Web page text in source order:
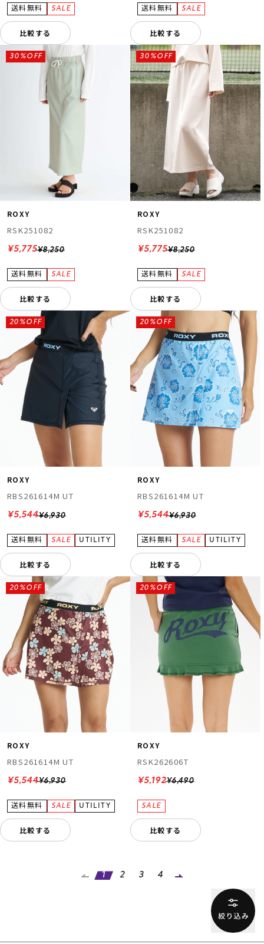
比較する 比較する
ROXY
RSK251082
¥8,250
30%OFF
¥5,775
比較する
ROXY
RSK251082
¥8,250
30%OFF
¥5,775
比較する
ROXY
RBS261614M UT
¥6,930
20%OFF
¥5,544
比較する
ROXY
RBS261614M UT
¥6,930
20%OFF
¥5,544
比較する
ROXY
RBS261614M UT
¥6,930
20%OFF
¥5,544
比較する
ROXY
RSK262606T
¥6,490
20%OFF
¥5,192
比較する
1 2 3 4